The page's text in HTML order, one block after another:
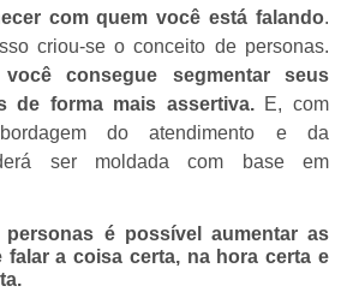
com quem você está falando.
criou-se o conceito de personas.
consegue segmentar seus
de forma mais assertiva.E, com
do atendimento e da
ser moldada com base em
é possível aumentar as
falar a coisa certa, na hora certa e